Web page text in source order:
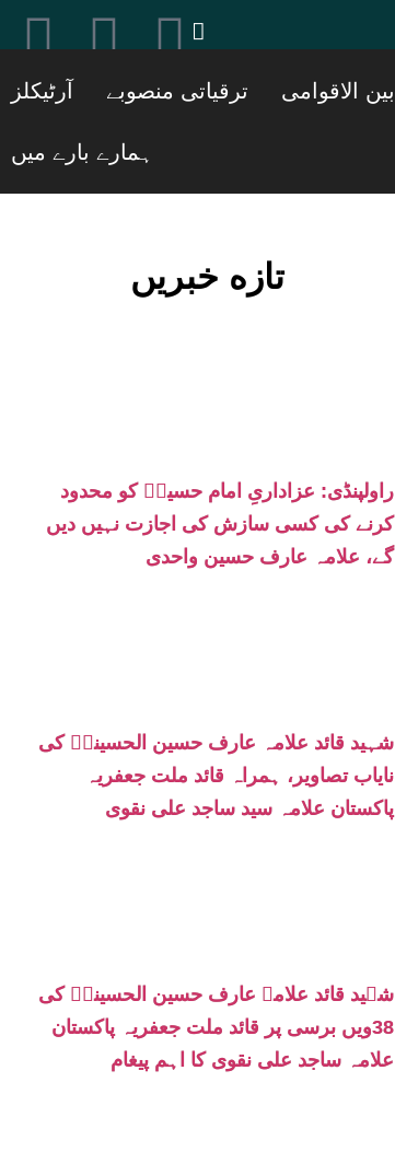
بین الاقوامی ترقیاتی منصوبے آرٹیکلز
ہمارے بارے میں
تازه خبریں
راولپنڈی: عزاداریِ امام حسینؑ کو محدود
کرنے کی کسی سازش کی اجازت نہیں دیں
گے، علامہ عارف حسین واحدی
شہید قائد علامہ عارف حسین الحسینیؒ کی
نایاب تصاویر، ہمراہ قائد ملت جعفریہ
پاکستان علامہ سید ساجد علی نقوی
شہید قائد علامہ عارف حسین الحسینیؒ کی
38ویں برسی پر قائد ملت جعفریہ پاکستان
علامہ ساجد علی نقوی کا اہم پیغام